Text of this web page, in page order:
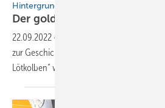
Hintergrundwissen
Der goldene Lötkolben im
22.09.2022 -
zur Geschichte der bekannten
Lötkolben“ wissen